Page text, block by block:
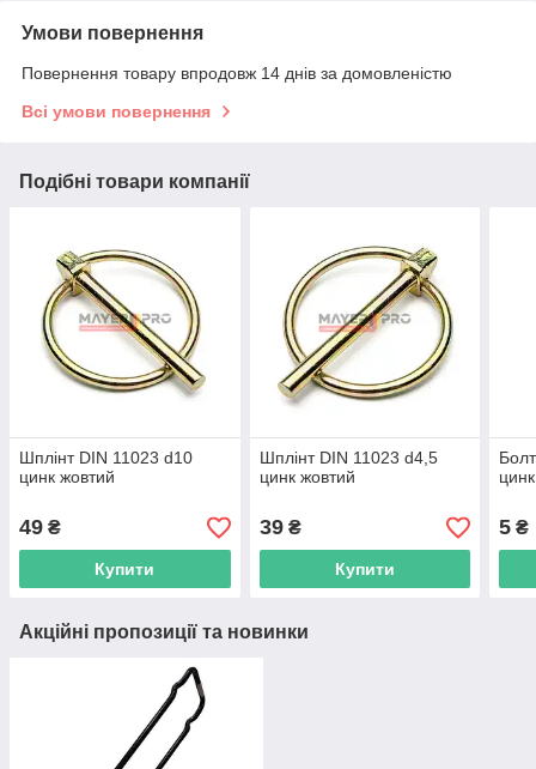
Умови повернення
Повернення товару впродовж 14 днів за домовленістю
Всі умови повернення
Подібні товари компанії
Шплінт DIN 11023 d10
цинк жовтий
49 ₴
Купити
Шплінт DIN 11023 d4,5
цинк жовтий
39₴
Купити
цинк
5 ₴
Акційні пропозиції та новинки